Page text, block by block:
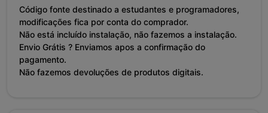
Código fonte destinado a estudantes e programadores,
modificações fica por conta do comprador.
Não está incluído instalação, não fazemos a instalação.
Envio Grátis ? Enviamos apos a confirmação do
pagamento.
Não fazemos devoluções de produtos digitais.